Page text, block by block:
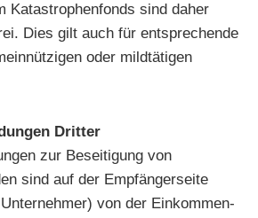
Katastrophenfonds sind daher
Dies gilt auch für entsprechende
oder mildtätigen
Dritter
zur Beseitigung von
sind auf der Empfängerseite
von der Einkommen-